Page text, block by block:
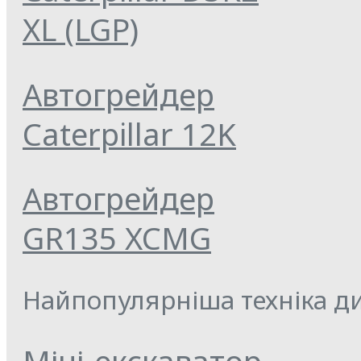
XL (LGP)
Автогрейдер
Caterpillar 12K
Автогрейдер
GR135 XCMG
Найпопулярніша техніка